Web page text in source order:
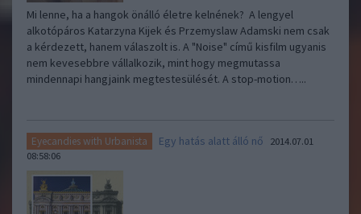
Mi lenne, ha a hangok önálló életre kelnének? A lengyel
alkotópáros Katarzyna Kijek és Przemyslaw Adamski nem csak
a kérdezett, hanem válaszolt is. A "Noise" című kisfilm ugyanis
nem kevesebbre vállalkozik, mint hogy megmutassa
mindennapi hangjaink megtestesülését. A stop-motion…..
Eyecandies with Urbanista Egy hatás alatt álló nő
2014.07.01
08:58:06